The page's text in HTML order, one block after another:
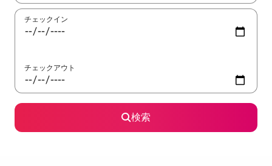
チェックイン
チェックアウト
検索